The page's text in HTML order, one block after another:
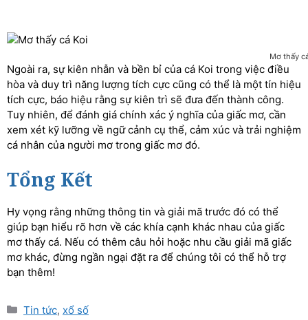
Mơ thấy
Ngoài ra, sự kiên nhẫn và bền bỉ của cá Koi trong việc điều
hòa và duy trì năng lượng tích cực cũng có thể là một tín hiệu
tích cực, báo hiệu rằng sự kiên trì sẽ đưa đến thành công.
Tuy nhiên, để đánh giá chính xác ý nghĩa của giấc mơ, cần
xem xét kỹ lưỡng về ngữ cảnh cụ thể, cảm xúc và trải nghiệm
cá nhân của người mơ trong giấc mơ đó.
Tổng Kết
Hy vọng rằng những thông tin và giải mã trước đó có thể
giúp bạn hiểu rõ hơn về các khía cạnh khác nhau của giấc
mơ thấy cá. Nếu có thêm câu hỏi hoặc nhu cầu giải mã giấc
mơ khác, đừng ngần ngại đặt ra để chúng tôi có thể hỗ trợ
bạn thêm!
Tin tức, xổ số